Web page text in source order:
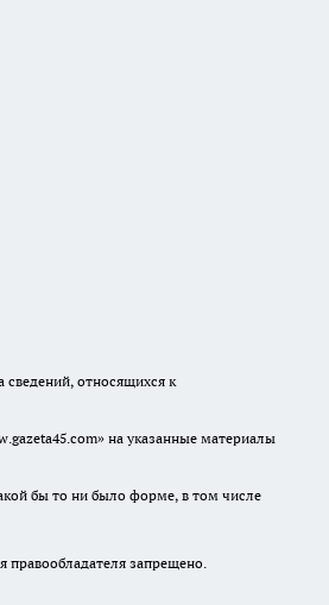
относящихся к
на указанные материалы
бы то ни было форме, в том числе
правообладателя запрещено.